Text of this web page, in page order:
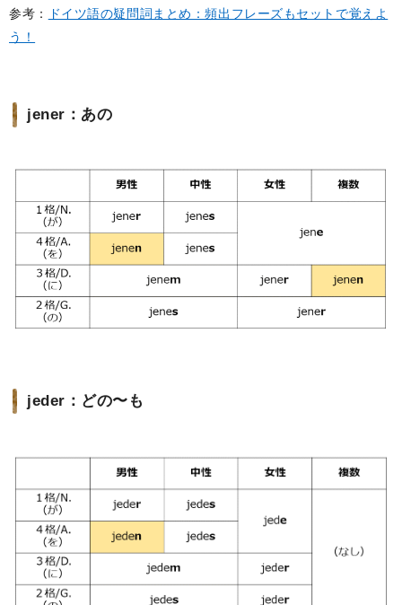
参考：
ドイツ語の疑問詞まとめ：頻出フレーズもセットで覚えよ
う！
jener：あの
jeder：どの〜も